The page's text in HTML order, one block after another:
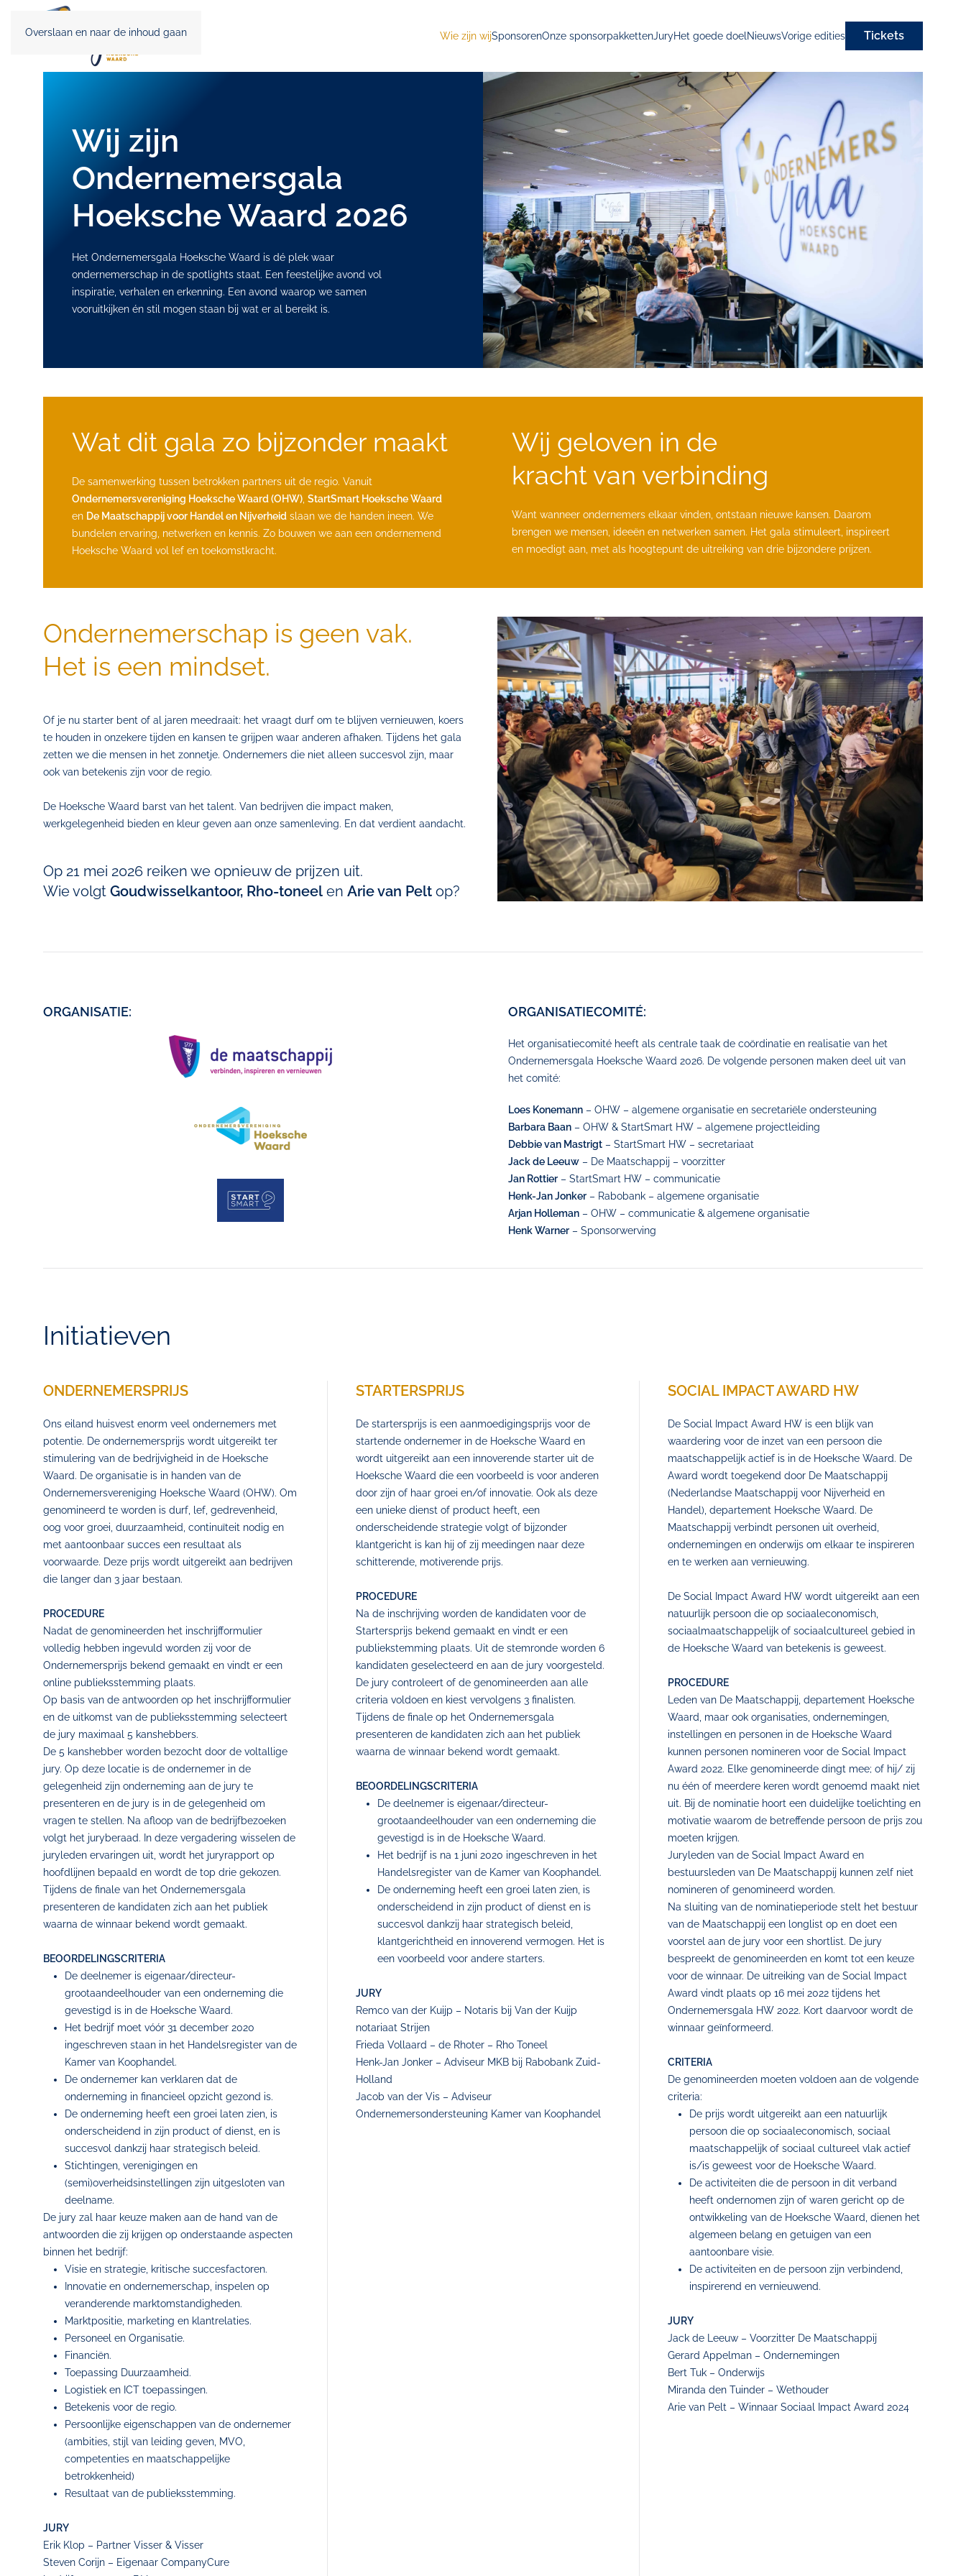
Overslaan en naar de inhoud gaan Wie zijn wijSponsorenOnze sponsorpakkettenJuryHet goede doel NieuwsVorige edities Tickets
Wij zijn
Ondernemersgala
Hoeksche Waard 2026
Het Ondernemersgala Hoeksche Waard is dé plek waar
ondernemerschap in de spotlights staat. Een feestelijke avond vol
inspiratie, verhalen en erkenning. Een avond waarop we samen
vooruitkijken én stil mogen staan bij wat er al bereikt is.
Wat dit gala zo bijzonder maakt
De samenwerking tussen betrokken partners uit de regio. Vanuit
Ondernemersvereniging Hoeksche Waard (OHW) StartSmart Hoeksche Waard
en De Maatschappij voor Handel en Nijverheid slaan we de handen ineen. We
bundelen ervaring, netwerken en kennis. Zo bouwen we aan een ondernemend
Hoeksche Waard vol lef en toekomstkracht.
Wij geloven in de
kracht van verbinding
Want wanneer ondernemers elkaar vinden, ontstaan nieuwe kansen. Daarom
brengen we mensen, ideeën en netwerken samen. Het gala stimuleert, inspireert
en moedigt aan, met als hoogtepunt de uitreiking van drie bijzondere prijzen.
Ondernemerschap is geen vak.
Het is een mindset.
Of je nu starter bent of al jaren meedraait: het vraagt durf om te blijven vernieuwen, koers
te houden in onzekere tijden en kansen te grijpen waar anderen afhaken. Tijdens het gala
zetten we die mensen in het zonnetje. Ondernemers die niet alleen succesvol zijn, maar
ook van betekenis zijn voor de regio.
De Hoeksche Waard barst van het talent. Van bedrijven die impact maken,
werkgelegenheid bieden en kleur geven aan onze samenleving. En dat verdient aandacht.
Op 21 mei 2026 reiken we opnieuw de prijzen uit.
Wie volgt Goudwisselkantoor, Rho-toneel en Arie van Pelt op?
ORGANISATIE: ORGANISATIECOMITÉ:
Het organisatiecomité heeft als centrale taak de coördinatie en realisatie van het
Ondernemersgala Hoeksche Waard 2026. De volgende personen maken deel uit van
het comité:
Loes Konemann – OHW – algemene organisatie en secretariële ondersteuning
Barbara Baan – OHW & StartSmart HW – algemene projectleiding
Debbie van Mastrigt – StartSmart HW – secretariaat
Jack de Leeuw – De Maatschappij – voorzitter
Jan Rottier – StartSmart HW – communicatie
Henk-Jan Jonker – Rabobank – algemene organisatie
Arjan Holleman – OHW – communicatie & algemene organisatie
Henk Warner – Sponsorwerving
Initiatieven
ONDERNEMERSPRIJS
Ons eiland huisvest enorm veel ondernemers met
potentie. De ondernemersprijs wordt uitgereikt ter
stimulering van de bedrijvigheid in de Hoeksche
Waard. De organisatie is in handen van de
Ondernemersvereniging Hoeksche Waard (OHW). Om
genomineerd te worden is durf, lef, gedrevenheid,
oog voor groei, duurzaamheid, continuïteit nodig en
met aantoonbaar succes een resultaat als
voorwaarde. Deze prijs wordt uitgereikt aan bedrijven
die langer dan 3 jaar bestaan.
PROCEDURE
Nadat de genomineerden het inschrijfformulier
volledig hebben ingevuld worden zij voor de
Ondernemersprijs bekend gemaakt en vindt er een
online publieksstemming plaats.
Op basis van de antwoorden op het inschrijfformulier
en de uitkomst van de publieksstemming selecteert
de jury maximaal 5 kanshebbers.
De 5 kanshebber worden bezocht door de voltallige
jury. Op deze locatie is de ondernemer in de
gelegenheid zijn onderneming aan de jury te
presenteren en de jury is in de gelegenheid om
vragen te stellen. Na afloop van de bedrijfbezoeken
volgt het juryberaad. In deze vergadering wisselen de
juryleden ervaringen uit, wordt het juryrapport op
hoofdlijnen bepaald en wordt de top drie gekozen.
Tijdens de finale van het Ondernemersgala
presenteren de kandidaten zich aan het publiek
waarna de winnaar bekend wordt gemaakt.
BEOORDELINGSCRITERIA
De deelnemer is eigenaar/directeur-
grootaandeelhouder van een onderneming die
gevestigd is in de Hoeksche Waard.
Het bedrijf moet vóór 31 december 2020
ingeschreven staan in het Handelsregister van de
Kamer van Koophandel.
De ondernemer kan verklaren dat de
onderneming in financieel opzicht gezond is.
De onderneming heeft een groei laten zien, is
onderscheidend in zijn product of dienst, en is
succesvol dankzij haar strategisch beleid.
Stichtingen, verenigingen en
(semi)overheidsinstellingen zijn uitgesloten van
deelname.
De jury zal haar keuze maken aan de hand van de
antwoorden die zij krijgen op onderstaande aspecten
binnen het bedrijf:
Visie en strategie, kritische succesfactoren.
Innovatie en ondernemerschap, inspelen op
veranderende marktomstandigheden.
Marktpositie, marketing en klantrelaties.
Personeel en Organisatie.
Financiën.
Toepassing Duurzaamheid.
Logistiek en ICT toepassingen.
Betekenis voor de regio.
Persoonlijke eigenschappen van de ondernemer
(ambities, stijl van leiding geven, MVO,
competenties en maatschappelijke
betrokkenheid)
Resultaat van de publieksstemming.
JURY
Erik Klop – Partner Visser & Visser
Steven Corijn – Eigenaar CompanyCure
STARTERSPRIJS
De startersprijs is een aanmoedigingsprijs voor de
startende ondernemer in de Hoeksche Waard en
wordt uitgereikt aan een innoverende starter uit de
Hoeksche Waard die een voorbeeld is voor anderen
door zijn of haar groei en/of innovatie. Ook als deze
een unieke dienst of product heeft, een
onderscheidende strategie volgt of bijzonder
klantgericht is kan hij of zij meedingen naar deze
schitterende, motiverende prijs.
PROCEDURE
Na de inschrijving worden de kandidaten voor de
Startersprijs bekend gemaakt en vindt er een
publiekstemming plaats. Uit de stemronde worden 6
kandidaten geselecteerd en aan de jury voorgesteld.
De jury controleert of de genomineerden aan alle
criteria voldoen en kiest vervolgens 3 finalisten.
Tijdens de finale op het Ondernemersgala
presenteren de kandidaten zich aan het publiek
waarna de winnaar bekend wordt gemaakt.
BEOORDELINGSCRITERIA
De deelnemer is eigenaar/directeur-
grootaandeelhouder van een onderneming die
gevestigd is in de Hoeksche Waard.
Het bedrijf is na 1 juni 2020 ingeschreven in het
Handelsregister van de Kamer van Koophandel.
De onderneming heeft een groei laten zien, is
onderscheidend in zijn product of dienst en is
succesvol dankzij haar strategisch beleid,
klantgerichtheid en innoverend vermogen. Het is
een voorbeeld voor andere starters.
JURY
Remco van der Kuijp – Notaris bij Van der Kuijp
notariaat Strijen
Frieda Vollaard – de Rhoter – Rho Toneel
Henk-Jan Jonker – Adviseur MKB bij Rabobank Zuid-
Holland
Jacob van der Vis – Adviseur
Ondernemersondersteuning Kamer van Koophandel
SOCIAL IMPACT AWARD HW
De Social Impact Award HW is een blijk van
waardering voor de inzet van een persoon die
maatschappelijk actief is in de Hoeksche Waard. De
Award wordt toegekend door De Maatschappij
(Nederlandse Maatschappij voor Nijverheid en
Handel), departement Hoeksche Waard. De
Maatschappij verbindt personen uit overheid,
ondernemingen en onderwijs om elkaar te inspireren
en te werken aan vernieuwing.
De Social Impact Award HW wordt uitgereikt aan een
natuurlijk persoon die op sociaaleconomisch,
sociaalmaatschappelijk of sociaalcultureel gebied in
de Hoeksche Waard van betekenis is geweest.
PROCEDURE
Leden van De Maatschappij, departement Hoeksche
Waard, maar ook organisaties, ondernemingen,
instellingen en personen in de Hoeksche Waard
kunnen personen nomineren voor de Social Impact
Award 2022. Elke genomineerde dingt mee; of hij/ zij
nu één of meerdere keren wordt genoemd maakt niet
uit. Bij de nominatie hoort een duidelijke toelichting en
motivatie waarom de betreffende persoon de prijs zou
moeten krijgen.
Juryleden van de Social Impact Award en
bestuursleden van De Maatschappij kunnen zelf niet
nomineren of genomineerd worden.
Na sluiting van de nominatieperiode stelt het bestuur
van de Maatschappij een longlist op en doet een
voorstel aan de jury voor een shortlist. De jury
bespreekt de genomineerden en komt tot een keuze
voor de winnaar. De uitreiking van de Social Impact
Award vindt plaats op 16 mei 2022 tijdens het
Ondernemersgala HW 2022. Kort daarvoor wordt de
winnaar geïnformeerd.
CRITERIA
De genomineerden moeten voldoen aan de volgende
criteria:
De prijs wordt uitgereikt aan een natuurlijk
persoon die op sociaaleconomisch, sociaal
maatschappelijk of sociaal cultureel vlak actief
is/is geweest voor de Hoeksche Waard.
De activiteiten die de persoon in dit verband
heeft ondernomen zijn of waren gericht op de
ontwikkeling van de Hoeksche Waard, dienen het
algemeen belang en getuigen van een
aantoonbare visie.
De activiteiten en de persoon zijn verbindend,
inspirerend en vernieuwend.
JURY
Jack de Leeuw – Voorzitter De Maatschappij
Gerard Appelman – Ondernemingen
Bert Tuk – Onderwijs
Miranda den Tuinder – Wethouder
Arie van Pelt – Winnaar Sociaal Impact Award 2024